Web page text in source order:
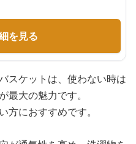
を見る
スケットは、使わない時は
最大の魅力です。
方におすすめです。